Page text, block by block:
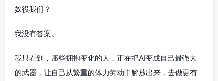
奴役我们？
我没有答案。
我只看到，那些拥抱变化的人，正在把AI变成自己最强大
的武器，让自己从繁重的体力劳动中解放出来，去做更有